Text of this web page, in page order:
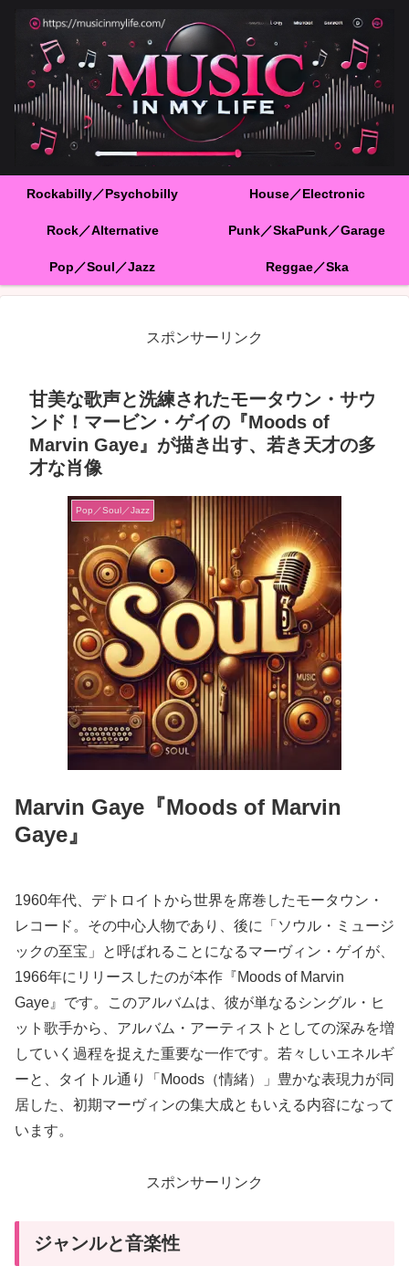
Rockabilly／Psychobilly House／Electronic
Rock／Alternative Punk／SkaPunk／Garage
Pop／Soul／Jazz Reggae／Ska
スポンサーリンク
甘美な歌声と洗練されたモータウン・サウ
ンド！マービン・ゲイの『Moods of
Marvin Gaye』が描き出す、若き天才の多
才な肖像
Pop／Soul／Jazz
Marvin Gaye『Moods of Marvin
Gaye』
1960年代、デトロイトから世界を席巻したモータウン・
レコード。その中心人物であり、後に「ソウル・ミュージ
ックの至宝」と呼ばれることになるマーヴィン・ゲイが、
1966年にリリースしたのが本作『Moods of Marvin
Gaye』です。このアルバムは、彼が単なるシングル・ヒ
ット歌手から、アルバム・アーティストとしての深みを増
していく過程を捉えた重要な一作です。若々しいエネルギ
ーと、タイトル通り「Moods（情緒）」豊かな表現力が同
居した、初期マーヴィンの集大成ともいえる内容になって
います。
スポンサーリンク
ジャンルと音楽性